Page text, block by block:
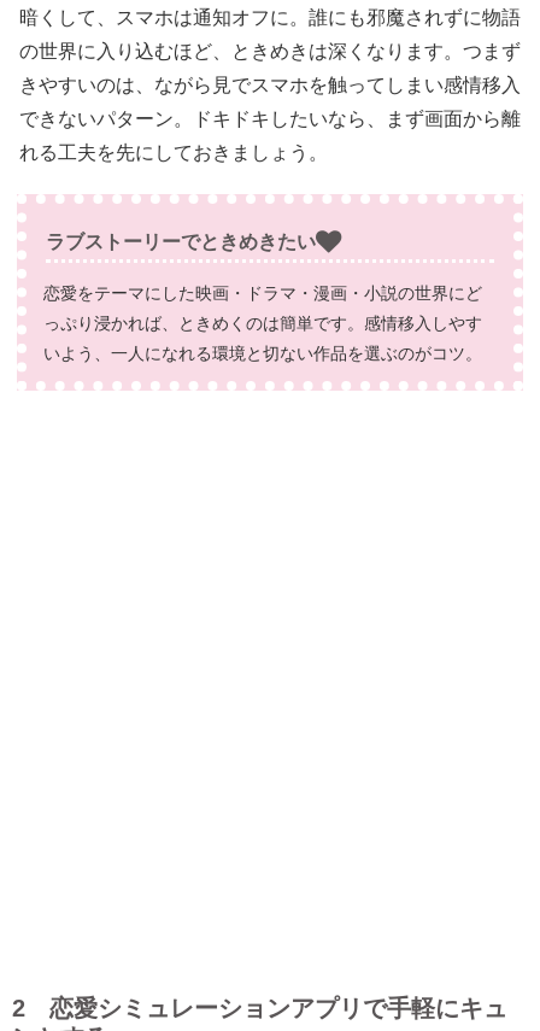
暗くして、スマホは通知オフに。誰にも邪魔されずに物語
の世界に入り込むほど、ときめきは深くなります。つまず
きやすいのは、ながら見でスマホを触ってしまい感情移入
できないパターン。ドキドキしたいなら、まず画面から離
れる工夫を先にしておきましょう。
ラブストーリーでときめきたい
恋愛をテーマにした映画・ドラマ・漫画・小説の世界にど
っぷり浸かれば、ときめくのは簡単です。感情移入しやす
いよう、一人になれる環境と切ない作品を選ぶのがコツ。
2 恋愛シミュレーションアプリで手軽にキュ